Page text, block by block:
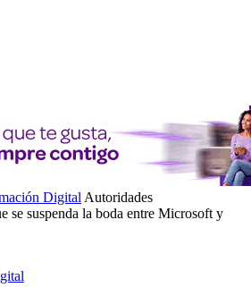
Digital Autoridades
se suspenda la boda entre Microsoft y